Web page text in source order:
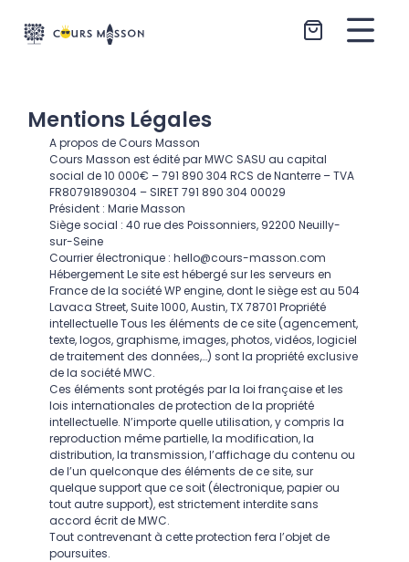
Mentions Légales
A propos de Cours Masson
Cours Masson est édité par MWC SASU au capital
social de 10 000€ – 791 890 304 RCS de Nanterre – TVA
FR80791890304 – SIRET 791 890 304 00029
Président : Marie Masson
Siège social : 40 rue des Poissonniers, 92200 Neuilly-
sur-Seine
Courrier électronique : hello@cours-masson.com
Hébergement Le site est hébergé sur les serveurs en
France de la société WP engine, dont le siège est au 504
Lavaca Street, Suite 1000, Austin, TX 78701 Propriété
intellectuelle Tous les éléments de ce site (agencement,
texte, logos, graphisme, images, photos, vidéos, logiciel
de traitement des données,…) sont la propriété exclusive
de la société MWC.
Ces éléments sont protégés par la loi française et les
lois internationales de protection de la propriété
intellectuelle. N’importe quelle utilisation, y compris la
reproduction même partielle, la modification, la
distribution, la transmission, l’affichage du contenu ou
de l’un quelconque des éléments de ce site, sur
quelque support que ce soit (électronique, papier ou
tout autre support), est strictement interdite sans
accord écrit de MWC.
Tout contrevenant à cette protection fera l’objet de
poursuites.